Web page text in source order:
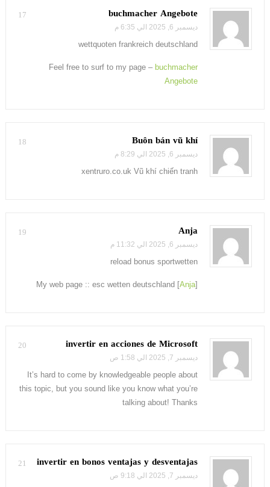
17 buchmacher Angebote
ديسمبر 6, 2025 الي 6:35 م
wettquoten frankreich deutschland
Feel free to surf to my page – buchmacher
Angebote
18 Buôn bán vũ khí
ديسمبر 6, 2025 الي 8:29 م
xentruro.co.uk Vũ khí chiến tranh
19 Anja
ديسمبر 6, 2025 الي 11:32 م
reload bonus sportwetten
My web page :: esc wetten deutschland [Anja]
20 invertir en acciones de Microsoft
ديسمبر 7, 2025 الي 1:58 ص
It’s hard to come by knowledgeable people about
this topic, but you sound like you know what you’re
talking about! Thanks
21 invertir en bonos ventajas y desventajas
ديسمبر 7, 2025 الي 9:18 ص